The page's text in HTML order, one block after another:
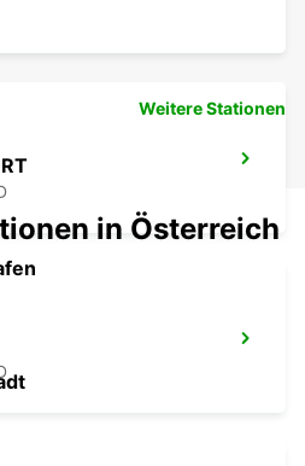
Weitere Stationen
in Österreich